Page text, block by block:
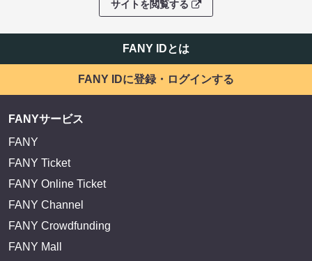
サイトを閲覧する
FANY IDとは
FANY IDに登録・ログインする
FANYサービス
FANY
FANY Ticket
FANY Online Ticket
FANY Channel
FANY Crowdfunding
FANY Mall